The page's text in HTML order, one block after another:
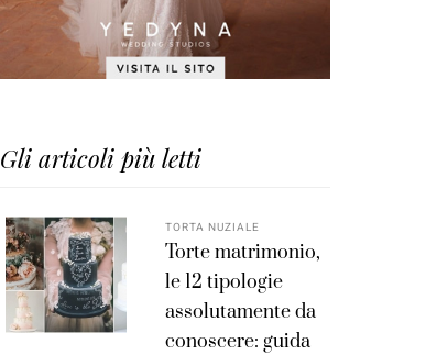
Gli articoli più letti
TORTA NUZIALE
Torte matrimonio,
le 12 tipologie
assolutamente da
conoscere: guida